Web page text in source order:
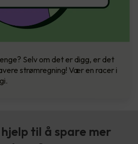
Selv om det er digg, er det
strømregning! Vær en racer i
til å spare mer